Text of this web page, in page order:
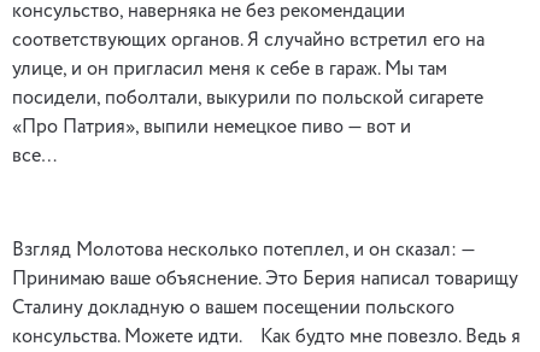
консульство, наверняка не без рекомендации
соответствующих органов. Я случайно встретил его на
улице, и он пригласил меня к себе в гараж. Мы там
посидели, поболтали, выкурили по польской сигарете
«Про Патрия», выпили немецкое пиво — вот и
все…
Взгляд Молотова несколько потеплел, и он сказал: —
Принимаю ваше объяснение. Это Берия написал товарищу
Сталину докладную о вашем посещении польского
консульства. Можете идти. Как будто мне повезло. Ведь я